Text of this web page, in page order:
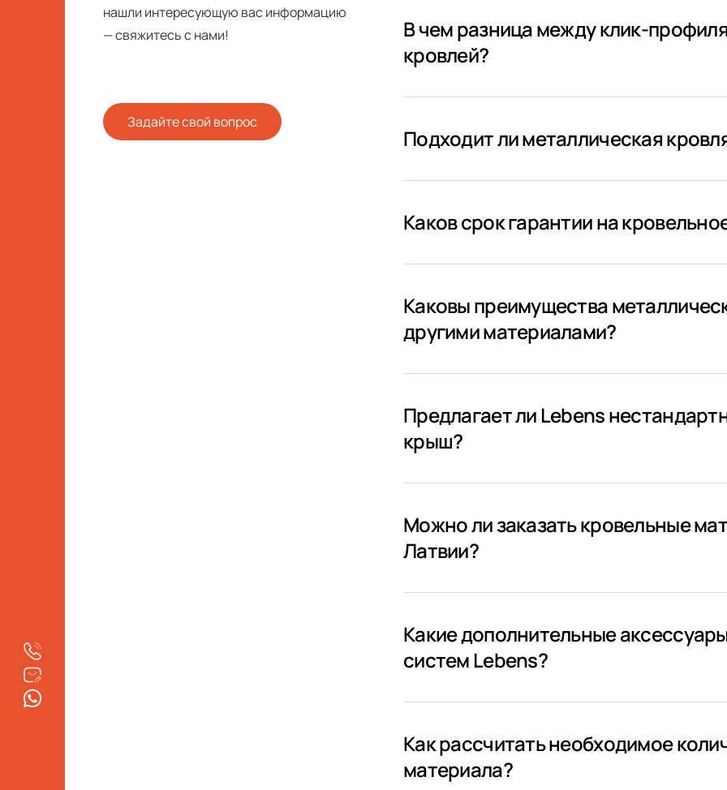
нашли интересующую вас информацию
— свяжитесь с нами!
Задайте свой вопрос
В чем разница между клик-
кровлей?
Подходит ли металлическая
Каков срок гарантии на
Каковы преимущества
другими материалами?
Предлагает ли Lebens
крыш?
Можно ли заказать кровельные
Латвии?
Какие дополнительные
систем Lebens?
Как рассчитать необходимое
материала?